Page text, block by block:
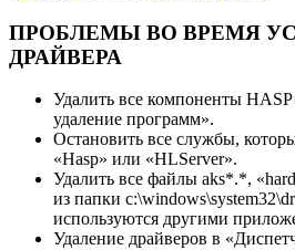
ПРОБЛЕМЫ ВО ВРЕМЯ
ДРАЙВЕРА
Удалить все компоненты HASP
удаление программ».
Остановить все службы,
«Hasp» или «HLServer».
Удалить все файлы aks*.*,
из папки
используются другими
Удаление драйверов в